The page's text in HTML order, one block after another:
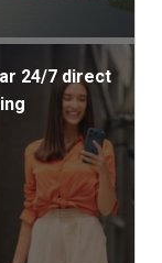
24/7 direct